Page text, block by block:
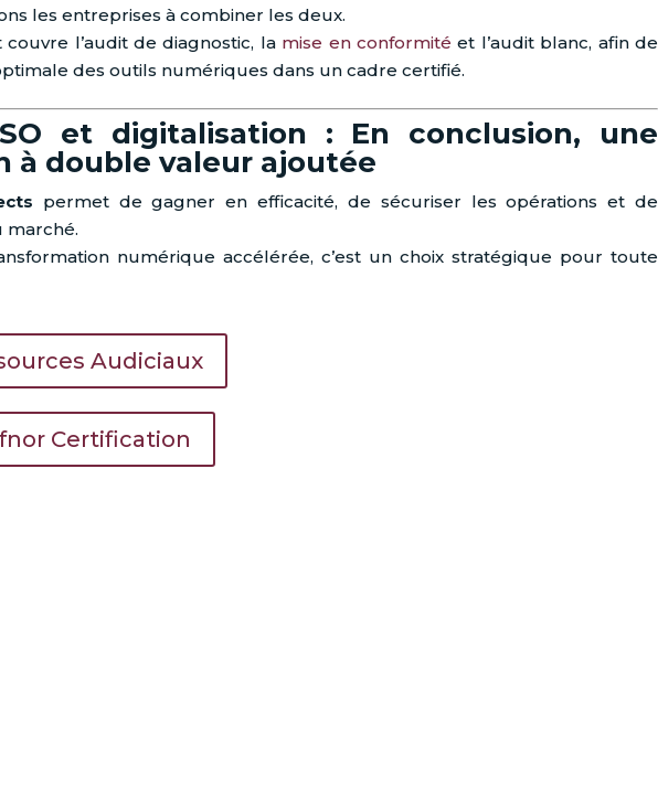
les entreprises à combiner les deux.
l’audit de diagnostic, la mise en conformité et l’audit blanc, afin de
des outils numériques dans un cadre certifié.
et digitalisation : En conclusion, une
à double valeur ajoutée
permet de gagner en efficacité, de sécuriser les opérations et de
marché.
numérique accélérée, c’est un choix stratégique pour toute
Audiciaux
Certification